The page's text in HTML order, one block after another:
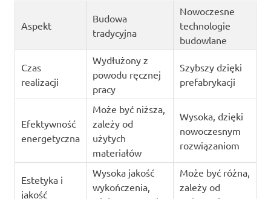
Aspekt
Budowa
tradycyjna
Nowoczesne
technologie
budowlane
Czas
realizacji
Wydłużony z
powodu ręcznej
pracy
Szybszy dzięki
prefabrykacji
Efektywność
energetyczna
Może być niższa,
zależy od
użytych
materiałów
Wysoka, dzięki
nowoczesnym
rozwiązaniom
Estetyka i
jakość
Wysoka jakość
wykończenia,
Może być różna,
zależy od